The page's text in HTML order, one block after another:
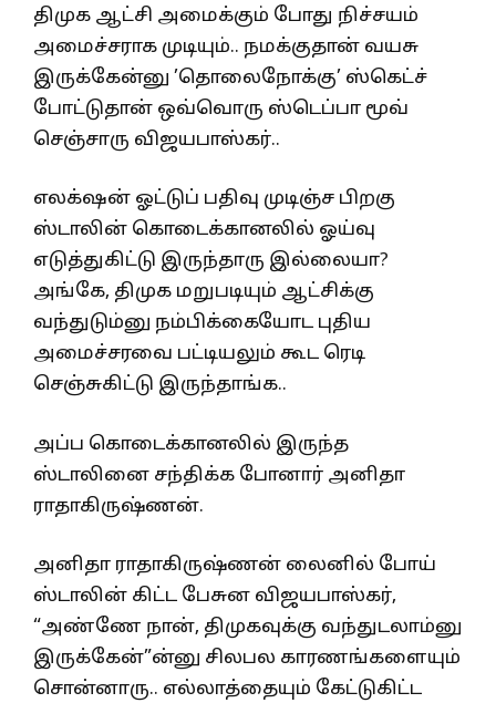
திமுக ஆட்சி அமைக்கும் போது நிச்சயம்
அமைச்சராக முடியும்.. நமக்குதான் வயசு
இருக்கேன்னு ’தொலைநோக்கு’ ஸ்கெட்ச்
போட்டுதான் ஒவ்வொரு ஸ்டெப்பா மூவ்
செஞ்சாரு விஜயபாஸ்கர்..
எலக்‌ஷன் ஓட்டுப் பதிவு முடிஞ்ச பிறகு
ஸ்டாலின் கொடைக்கானலில் ஓய்வு
எடுத்துகிட்டு இருந்தாரு இல்லையா?
அங்கே, திமுக மறுபடியும் ஆட்சிக்கு
வந்துடும்னு நம்பிக்கையோட புதிய
அமைச்சரவை பட்டியலும் கூட ரெடி
செஞ்சுகிட்டு இருந்தாங்க..
அப்ப கொடைக்கானலில் இருந்த
ஸ்டாலினை சந்திக்க போனார் அனிதா
ராதாகிருஷ்ணன்.
அனிதா ராதாகிருஷ்ணன் லைனில் போய்
ஸ்டாலின் கிட்ட பேசுன விஜயபாஸ்கர்,
“அண்ணே நான், திமுகவுக்கு வந்துடலாம்னு
இருக்கேன்”ன்னு சிலபல காரணங்களையும்
சொன்னாரு.. எல்லாத்தையும் கேட்டுகிட்ட